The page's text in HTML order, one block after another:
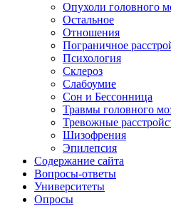
Опухоли головного
Остальное
Отношения
Пограничное
Психология
Склероз
Слабоумие
Сон и Бессонница
Травмы головного
Тревожные
Шизофрения
Эпилепсия
Содержание сайта
Вопросы-ответы
Университеты
Опросы